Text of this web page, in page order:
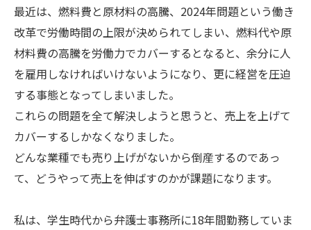
最近は、燃料費と原材料の高騰、2024年問題という働き
改革で労働時間の上限が決められてしまい、燃料代や原
材料費の高騰を労働力でカバーするとなると、余分に人
を雇用しなければいけないようになり、更に経営を圧迫
する事態となってしまいました。
これらの問題を全て解決しようと思うと、売上を上げて
カバーするしかなくなりました。
どんな業種でも売り上げがないから倒産するのであっ
て、どうやって売上を伸ばすのかが課題になります。
私は、学生時代から弁護士事務所に18年間勤務していま